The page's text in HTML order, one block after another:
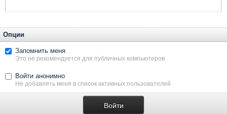
Опции
Запомнить меня
Это не рекомендуется для публичных компьютеров
Войти анонимно
Не добавлять меня в список активных пользователей